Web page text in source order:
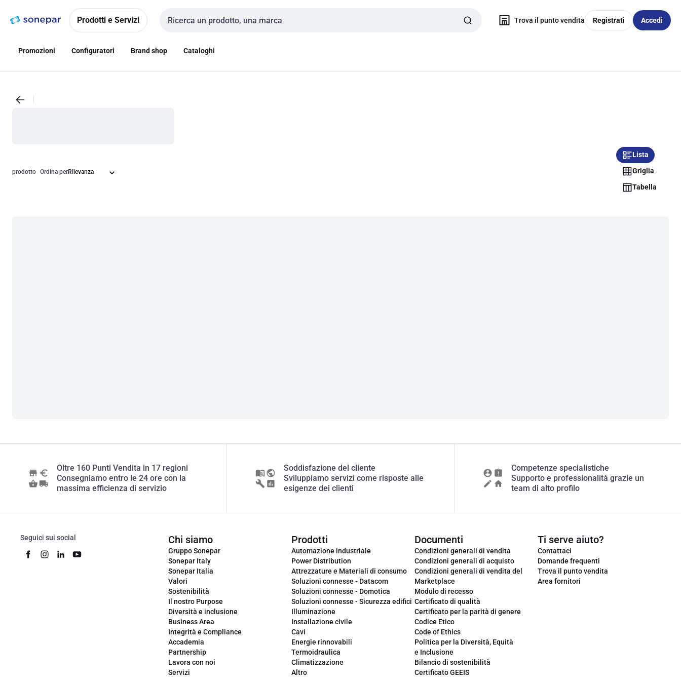
navigazionealla
Prodotti e Servizi
Cerca input
Trova il punto vendita Registrati Accedi
Promozioni Configuratori Brand shop Cataloghi
prodotto Ordina per
Lista
Griglia
Tabella
Oltre 160 Punti Vendita in 17 regioni
Consegniamo entro le 24 ore con la
massima efficienza di servizio
Soddisfazione del cliente
Sviluppiamo servizi come risposte alle
esigenze dei clienti
Competenze specialistiche
Supporto e professionalità grazie un
team di alto profilo
Seguici sui social Chi siamo
Gruppo Sonepar
Sonepar Italy
Sonepar Italia
Valori
Sostenibilità
Il nostro Purpose
Diversità e inclusione
Business Area
Integrità e Compliance
Accademia
Partnership
Lavora con noi
Servizi
Prodotti
Automazione industriale
Power Distribution
Attrezzature e Materiali di consumo
Soluzioni connesse - Datacom
Soluzioni connesse - Domotica
Soluzioni connesse - Sicurezza edifici
Illuminazione
Installazione civile
Cavi
Energie rinnovabili
Termoidraulica
Climatizzazione
Altro
Documenti
Condizioni generali di vendita
Condizioni generali di acquisto
Condizioni generali di vendita del
Marketplace
Modulo di recesso
Certificato di qualità
Certificato per la parità di genere
Codice Etico
Code of Ethics
Politica per la Diversità, Equità
e Inclusione
Bilancio di sostenibilità
Certificato GEEIS
Ti serve aiuto?
Contattaci
Domande frequenti
Trova il punto vendita
Area fornitori